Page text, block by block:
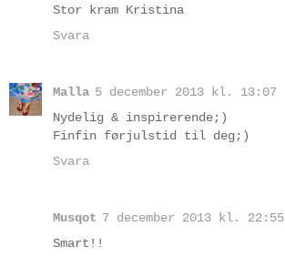
Stor kram Kristina
Svara
Malla 5 december 2013 kl. 13:07
Nydelig & inspirerende;)
Finfin førjulstid til deg;)
Svara
Musqot 7 december 2013 kl. 22:55
Smart!!